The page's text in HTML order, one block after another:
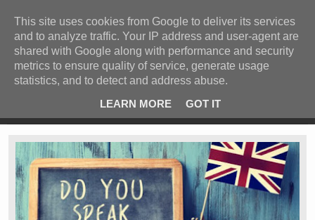
Ιερόσυλοι έκλεψαν τάματα από Ιερό Ναό στις Σέρρες
ΚΕΝΤΡΙΚΗ ΑΝΑ ΚΑΤΗΓΟΡΙΑ
ΕΙΔΗΣΕΙΣ ΑΝΑ ΠΕΡΙΟΧΗ
ΠΡΟΣΦΑΤΑ ΝΕΑ
Ν. ΣΕΡΡΩΝ Η ΓΗ ΜΑΣ
ΤΥΧΑΙΕΣ ΑΝΑΡΤΗΣΕΙΣ/ΑΡΘΡΑ
Serres Racing Circuit
This site uses cookies from Google to deliver its services
and to analyze traffic. Your IP address and user-agent are
shared with Google along with performance and security
metrics to ensure quality of service, generate usage
statistics, and to detect and address abuse.
LEARN MORE
GOT IT